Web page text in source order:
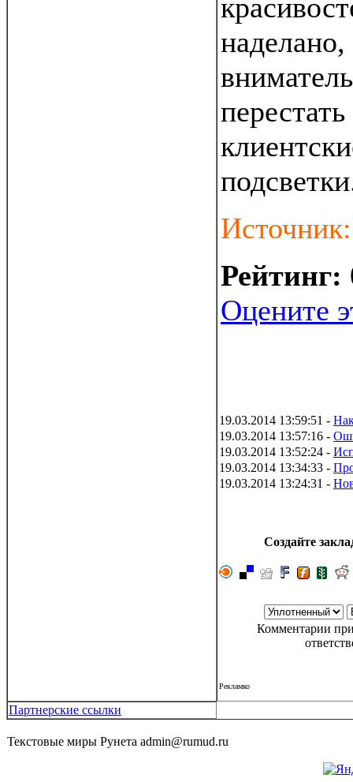
наделано,
Рейтинг:
Оцените
19.03.2014 13:59:51 -
19.03.2014 13:57:16 -
19.03.2014 13:52:24 -
19.03.2014 13:34:33 -
19.03.2014 13:24:31 -
Создайте
Комментарии
Рекламко
Партнерские ссылки
Текстовые миры Рунета admin@rumud.ru